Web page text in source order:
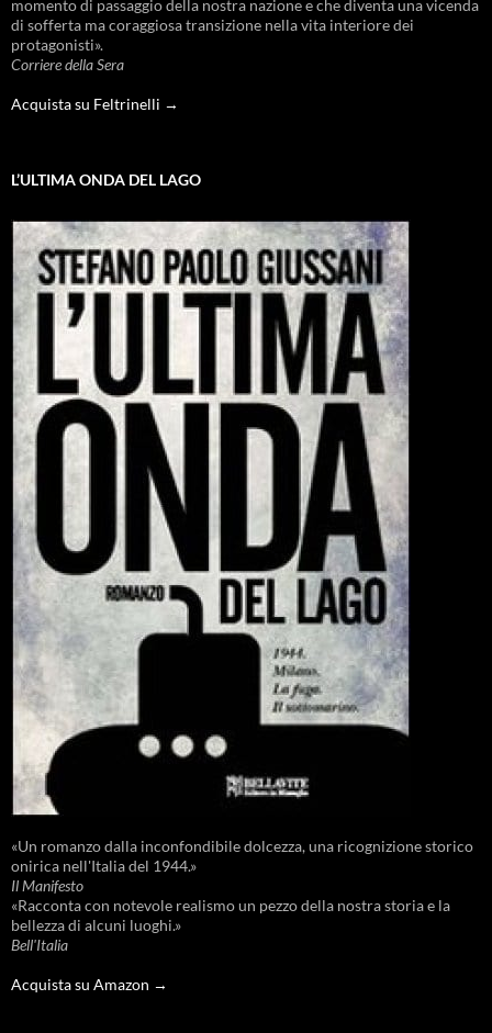
momento di passaggio della nostra nazione e che diventa una vicenda
di sofferta ma coraggiosa transizione nella vita interiore dei
protagonisti».
Corriere della Sera
Acquista su Feltrinelli →
L’ULTIMA ONDA DEL LAGO
«Un romanzo dalla inconfondibile dolcezza, una ricognizione storico
onirica nell'Italia del 1944.»
Il Manifesto
«Racconta con notevole realismo un pezzo della nostra storia e la
bellezza di alcuni luoghi.»
Bell'Italia
Acquista su Amazon →